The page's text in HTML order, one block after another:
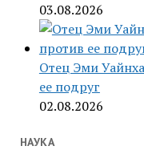
03.08.2026
Отец Эми
ее подруг
02.08.2026
НАУКА